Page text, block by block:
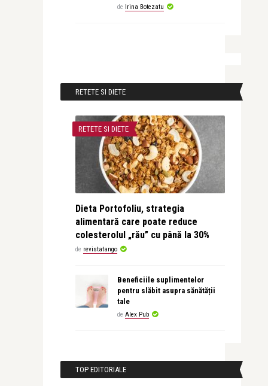
de Irina Botezatu
RETETE SI DIETE
RETETE SI DIETE
Dieta Portofoliu, strategia
alimentară care poate reduce
colesterolul „rău” cu până la 30%
de revistatango
Beneficiile suplimentelor
pentru slăbit asupra sănătății
tale
de Alex Pub
TOP EDITORIALE